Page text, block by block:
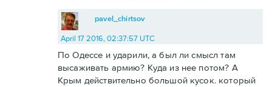
pavel_chirtsov
April 17 2016, 02:37:57 UTC
По Одессе и ударили, а был ли смысл там
высаживать армию? Куда из нее потом? А
Крым действительно большой кусок. который